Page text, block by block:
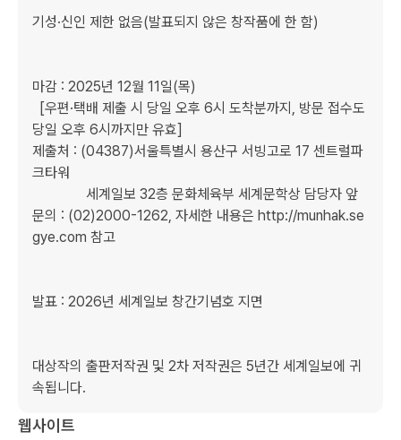
기성·신인 제한 없음(발표되지 않은 창작품에 한 함)
마감 : 2025년 12월 11일(목)
당일 오후 6시까지만 유효]
제출처 : (04387)서울특별시 용산구 서빙고로 17 센트럴파
크타워
문의 : (02)2000-1262, 자세한 내용은 http://munhak.se
gye.com 참고
발표 : 2026년 세계일보 창간기념호 지면
대상작의 출판저작권 및 2차 저작권은 5년간 세계일보에 귀
속됩니다.
웹사이트